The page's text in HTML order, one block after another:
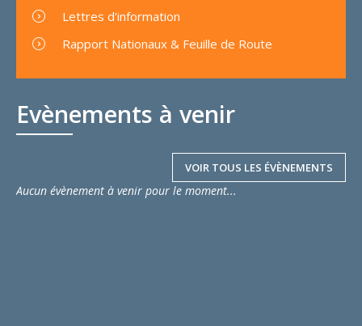
Evènements à venir
VOIR TOUS LES ÉVÈNEMENTS
Aucun évènement à venir pour le moment...
Lettres d'information
Rapport Nationaux & Feuille de Route